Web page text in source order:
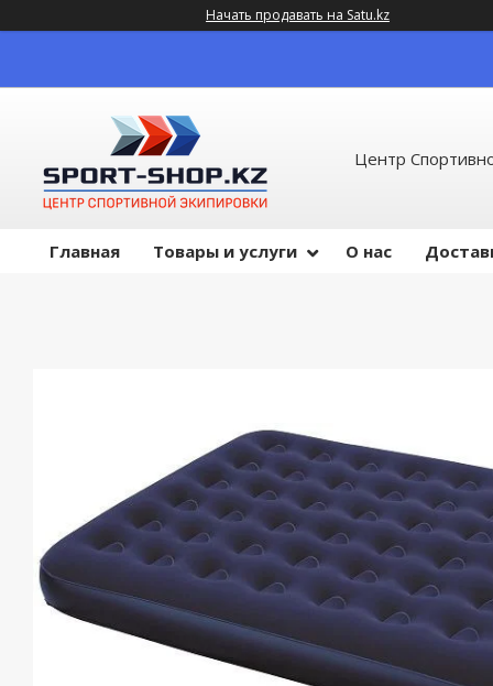
Начать продавать на Satu.kz
Центр
Главная Товары и услуги О нас